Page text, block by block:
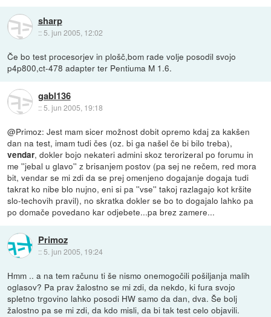
sharp
:: 5. jun 2005, 12:02
Če bo test procesorjev in plošč,bom rade volje posodil svojo
p4p800,ct-478 adapter ter Pentiuma M 1.6.
gabl136
::5. jun 2005, 19:18
@Primoz: Jest mam sicer možnost dobit opremo kdaj za kakšen
dan na test, imam tudi čes (oz. bi ga našel če bi bilo treba),
vendar, dokler bojo nekateri admini skoz terorizeral po forumu in
me ''jebal u glavo'' z brisanjem postov (pa sej ne rečem, red mora
bit, vendar se mi zdi da se prej omenjeno dogajanje dogaja tudi
takrat ko nibe blo nujno, eni si pa ''vse'' takoj razlagajo kot kršite
slo-techovih pravil), no skratka dokler se bo to dogajalo lahko pa
po domače povedano kar odjebete...pa brez zamere...
Primoz
:: 5. jun 2005, 19:24
Hmm .. a na tem računu ti še nismo onemogočili pošiljanja malih
oglasov? Pa prav žalostno se mi zdi, da nekdo, ki fura svojo
spletno trgovino lahko posodi HW samo da dan, dva. Še bolj
žalostno pa se mi zdi, da kdo misli, da bi tak test celo objavili.